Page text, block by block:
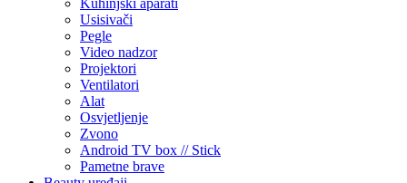
Usisivači
Pegle
Video nadzor
Projektori
Ventilatori
Alat
Osvjetljenje
Zvono
Android TV box // Stick
Pametne brave